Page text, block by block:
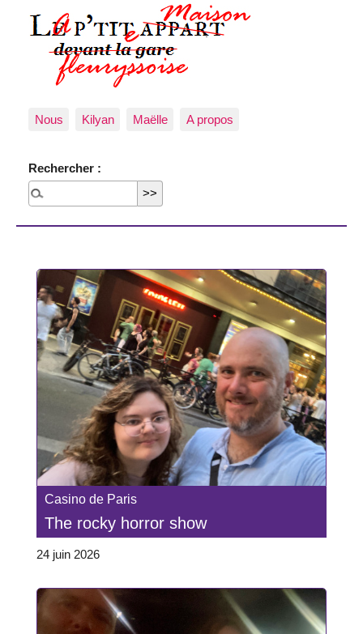
Nous Kilyan Maëlle A propos
Rechercher :
Casino de Paris
The rocky horror show
24 juin 2026